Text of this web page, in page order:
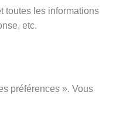
toutes les informations
etc.
préférences ». Vous